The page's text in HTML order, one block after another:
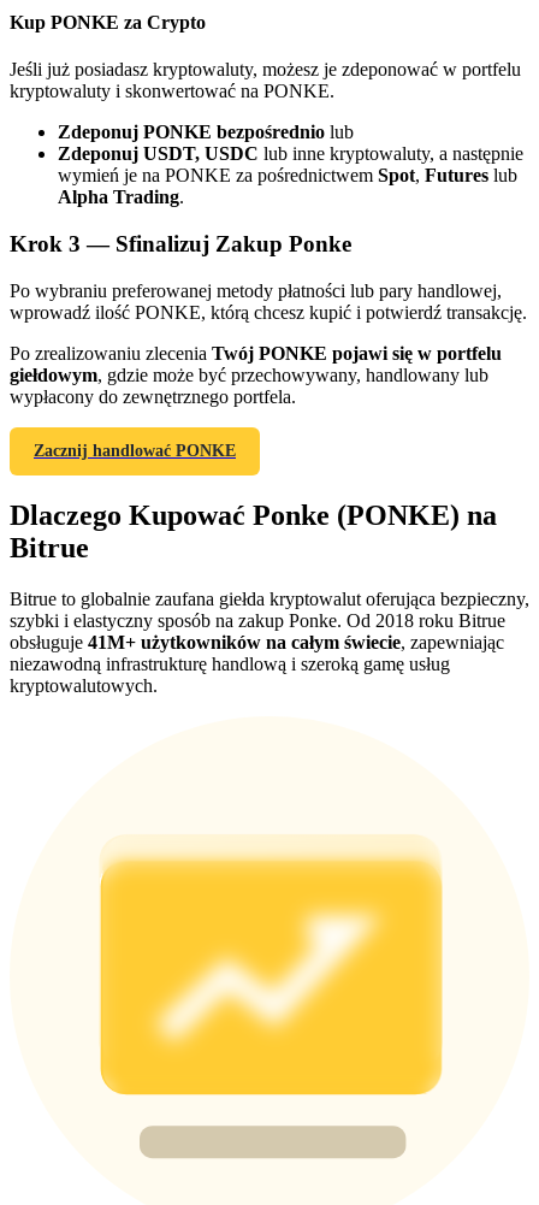
Afiliaci Bitrue
Aż do 65% prowizji!
Polecaj
Zaproś przyjaciela, aby otrzymać nagrody pieniężne
BTC Welcome Rewards
Exclusive for BitMart Users
Register & Trade to Win 500,000 USDT
Kup PONKE za Crypto
Jeśli już posiadasz kryptowaluty, możesz je zdeponować w portfelu
kryptowaluty i skonwertować na PONKE.
Zdeponuj PONKE bezpośrednio lub
Zdeponuj USDT, USDC lub inne kryptowaluty, a następnie
wymień je na PONKE za pośrednictwem Spot, Futures lub
Alpha Trading.
Krok 3 — Sfinalizuj Zakup Ponke
Po wybraniu preferowanej metody płatności lub pary handlowej,
wprowadź ilość PONKE, którą chcesz kupić i potwierdź transakcję.
Po zrealizowaniu zlecenia Twój PONKE pojawi się w portfelu
giełdowym, gdzie może być przechowywany, handlowany lub
wypłacony do zewnętrznego portfela.
Zacznij handlować PONKE
Dlaczego Kupować Ponke (PONKE) na
Bitrue
Bitrue to globalnie zaufana giełda kryptowalut oferująca bezpieczny,
szybki i elastyczny sposób na zakup Ponke. Od 2018 roku Bitrue
obsługuje 41M+ użytkowników na całym świecie, zapewniając
niezawodną infrastrukturę handlową i szeroką gamę usług
kryptowalutowych.